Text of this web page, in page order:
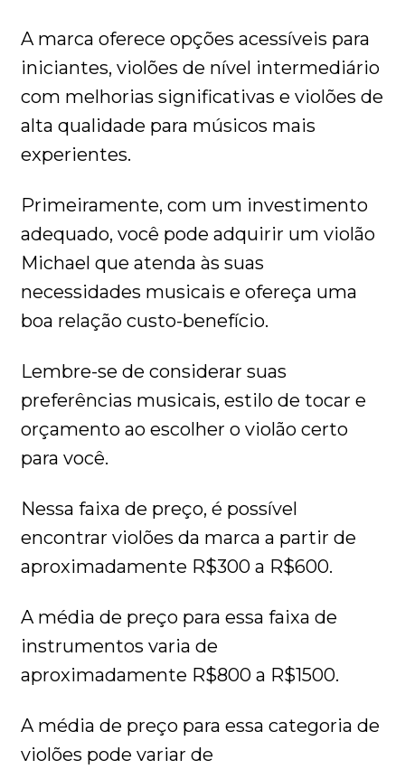
A marca oferece opções acessíveis para
iniciantes, violões de nível intermediário
com melhorias significativas e violões de
alta qualidade para músicos mais
experientes.
Primeiramente, com um investimento
adequado, você pode adquirir um violão
Michael que atenda às suas
necessidades musicais e ofereça uma
boa relação custo-benefício.
Lembre-se de considerar suas
preferências musicais, estilo de tocar e
orçamento ao escolher o violão certo
para você.
Nessa faixa de preço, é possível
encontrar violões da marca a partir de
aproximadamente R$300 a R$600.
A média de preço para essa faixa de
instrumentos varia de
aproximadamente R$800 a R$1500.
A média de preço para essa categoria de
violões pode variar de